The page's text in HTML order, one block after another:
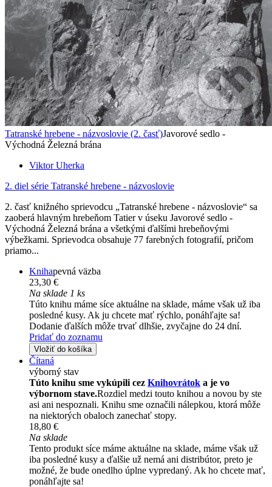
Tatranské hrebene - názvoslovie (2. časť)Javorové sedlo -
Východná Železná brána
Viktor Uherka
2. diel série Tatranské hrebene - názvoslovie
2. časť knižného sprievodcu „Tatranské hrebene - názvoslovie“ sa
zaoberá hlavným hrebeňom Tatier v úseku Javorové sedlo -
Východná Železná brána a všetkými ďalšími hrebeňovými
výbežkami. Sprievodca obsahuje 77 farebných fotografií, pričom
priamo...
Knihapevná väzba
23,30 €
Na sklade 1 ks
Túto knihu máme síce aktuálne na sklade, máme však už iba
posledné kusy. Ak ju chcete mať rýchlo, ponáhľajte sa!
Dodanie ďalších môže trvať dlhšie, zvyčajne do 24 dní.
Pridať do zoznamu
Vložiť do košíka
Čítaná
výborný stav
Túto knihu sme vykúpili cez Knihovrátok a je vo
výbornom stave.Rozdiel medzi touto knihou a novou by ste
asi ani nespoznali. Knihu sme označili nálepkou, ktorá môže
na niektorých obaloch zanechať stopy.
18,80 €
Na sklade
Tento produkt síce máme aktuálne na sklade, máme však už
iba posledné kusy a ďalšie už nemá ani distribútor, preto je
možné, že bude onedlho úplne vypredaný. Ak ho chcete mať,
ponáhľajte sa!